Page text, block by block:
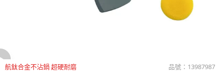
航鈦合金不沾鍋 超硬耐磨 品號： 13987987